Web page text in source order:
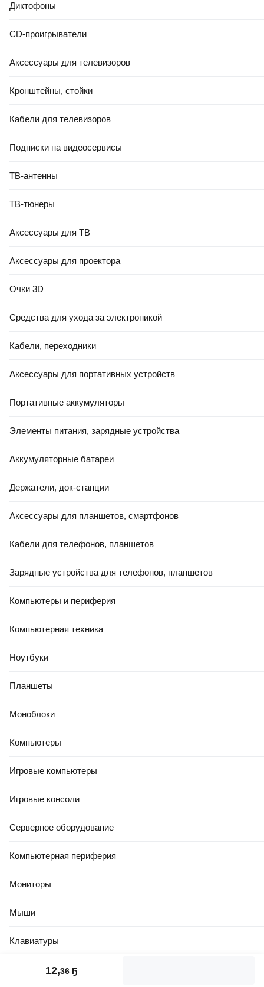
Диктофоны
CD-проигрыватели
Аксессуары для телевизоров
Кронштейны, стойки
Кабели для телевизоров
Подписки на видеосервисы
ТВ-антенны
ТВ-тюнеры
Аксессуары для ТВ
Аксессуары для проектора
Очки 3D
Средства для ухода за электроникой
Кабели, переходники
Аксессуары для портативных устройств
Портативные аккумуляторы
Элементы питания, зарядные устройства
Аккумуляторные батареи
Держатели, док-станции
Аксессуары для планшетов, смартфонов
Кабели для телефонов, планшетов
Зарядные устройства для телефонов, планшетов
Компьютеры и периферия
Компьютерная техника
Ноутбуки
Планшеты
Моноблоки
Компьютеры
Игровые компьютеры
Игровые консоли
Серверное оборудование
Компьютерная периферия
Мониторы
Мыши
Клавиатуры
12,36 Ҕ